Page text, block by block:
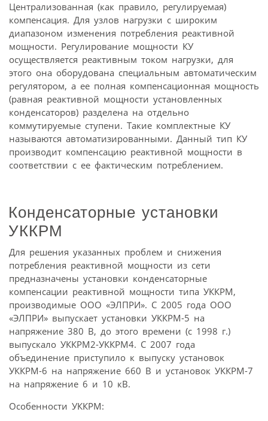
Централизованная (как правило, регулируемая)
компенсация. Для узлов нагрузки с широким
диапазоном изменения потребления реактивной
мощности. Регулирование мощности КУ
осуществляется реактивным током нагрузки, для
этого она оборудована специальным автоматическим
регулятором, а ее полная компенсационная мощность
(равная реактивной мощности установленных
конденсаторов) разделена на отдельно
коммутируемые ступени. Такие комплектные КУ
называются автоматизированными. Данный тип КУ
производит компенсацию реактивной мощности в
соответствии с ее фактическим потреблением.
Конденсаторные установки
УККРМ
Для решения указанных проблем и снижения
потребления реактивной мощности из сети
предназначены установки конденсаторные
компенсации реактивной мощности типа УККРМ,
производимые ООО «ЭЛПРИ». С 2005 года ООО
«ЭЛПРИ» выпускает установки УККРМ-5 на
напряжение 380 В, до этого времени (с 1998 г.)
выпускало УККРМ2-УККРМ4. С 2007 года
объединение приступило к выпуску установок
УККРМ-6 на напряжение 660 В и установок УККРМ-7
на напряжение 6 и 10 кВ.
Особенности УККРМ: